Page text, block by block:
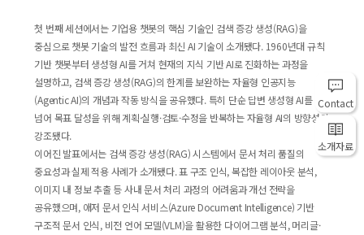
Contact
소개자료
첫 번째 세션에서는 기업용 챗봇의 핵심 기술인 검색 증강 생성(RAG)을
중심으로 챗봇 기술의 발전 흐름과 최신 AI 기술이 소개됐다. 1960년대 규칙
기반 챗봇부터 생성형 AI를 거쳐 현재의 지식 기반 AI로 진화하는 과정을
설명하고, 검색 증강 생성(RAG)의 한계를 보완하는 자율형 인공지능
(Agentic AI)의 개념과 작동 방식을 공유했다. 특히 단순 답변 생성형 AI를
넘어 목표 달성을 위해 계획·실행·검토·수정을 반복하는 자율형 AI의 방향성이
강조됐다.
이어진 발표에서는 검색 증강 생성(RAG) 시스템에서 문서 처리 품질의
중요성과 실제 적용 사례가 소개됐다. 표 구조 인식, 복잡한 레이아웃 분석,
이미지 내 정보 추출 등 사내 문서 처리 과정의 어려움과 개선 전략을
공유했으며, 애저 문서 인식 서비스(Azure Document Intelligence) 기반
구조적 문서 인식, 비전 언어 모델(VLM)을 활용한 다이어그램 분석, 머리글·